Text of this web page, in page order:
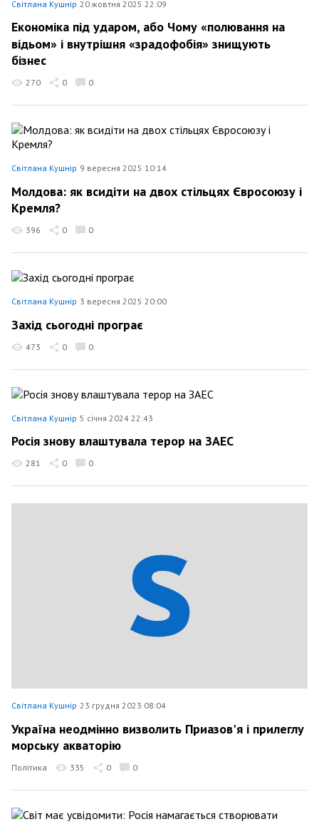
Світлана Кушнір 20 жовтня 2025 22:09
Економіка під ударом, або Чому «полювання на
відьом» і внутрішня «зрадофобія» знищують
бізнес
270 0 0
Світлана Кушнір 9 вересня 2025 10:14
Молдова: як всидіти на двох стільцях Євросоюзу і
Кремля?
396 0 0
Світлана Кушнір 3 вересня 2025 20:00
Захід сьогодні програє
473 0 0
Світлана Кушнір 5 січня 2024 22:43
Росія знову влаштувала терор на ЗАЕС
281 0 0
Світлана Кушнір 23 грудня 2023 08:04
Україна неодмінно визволить Приазов'я і прилеглу
морську акваторію
Політика 335 0 0